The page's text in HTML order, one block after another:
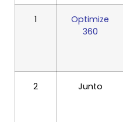
1
Optimize
360
2 Junto